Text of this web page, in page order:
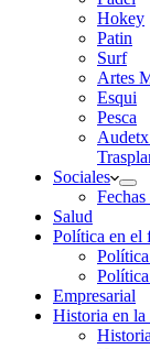
Hokey
Patin
Surf
Artes
Esqui
Pesca
Sociales
Salud
Política en el
Empresarial
Historia en la